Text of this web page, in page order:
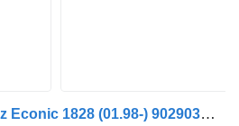
Mootor Mercedes-Benz Econic 1828 (01.98-) 902903M906LAG tüübi jaoks sadulveoki Mercedes-Benz Econic (1998-2014)